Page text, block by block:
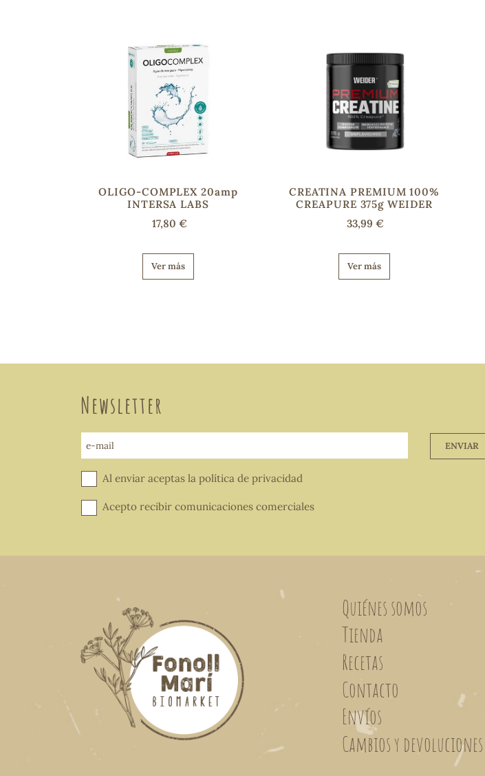
OLIGO-COMPLEX 20amp
INTERSA LABS
17,80 €
Ver más
CREATINA PREMIUM 100%
CREAPURE 375g WEIDER
33,99 €
Ver más
Newsletter
e-mail ENVIAR
Al enviar aceptas la política de privacidad
Acepto recibir comunicaciones comerciales
Quiénes somos
Tienda
Recetas
Contacto
Envíos
Cambios y devoluciones